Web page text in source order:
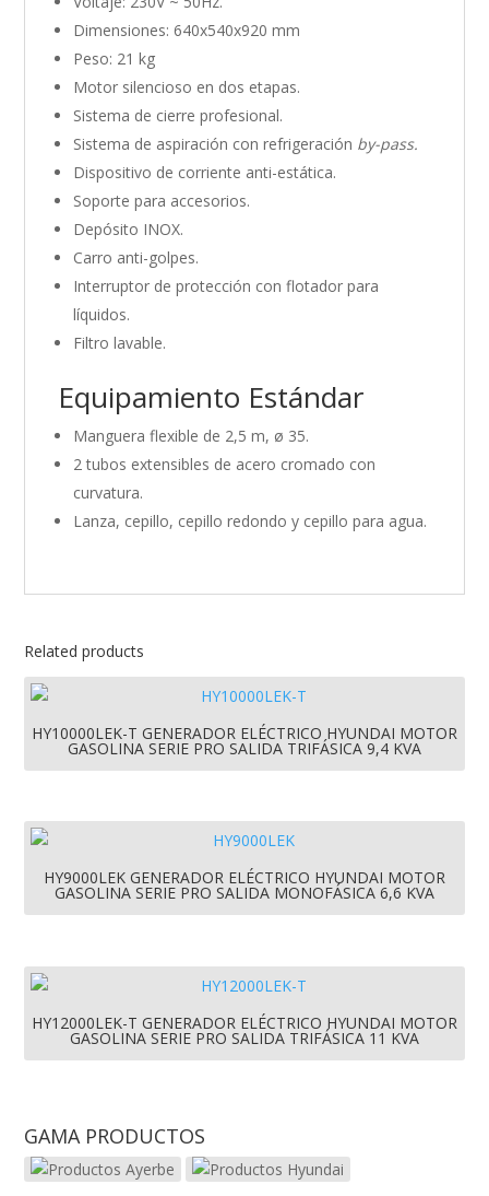
Dimensiones: 640x540x920 mm
Peso: 21 kg
Motor silencioso en dos etapas.
Sistema de cierre profesional.
Sistema de aspiración con refrigeración by-pass.
Dispositivo de corriente anti-estática.
Soporte para accesorios.
Depósito INOX.
Carro anti-golpes.
Interruptor de protección con flotador para
líquidos.
Filtro lavable.
Equipamiento Estándar
Manguera flexible de 2,5 m, ø 35.
2 tubos extensibles de acero cromado con
curvatura.
Lanza, cepillo, cepillo redondo y cepillo para agua.
Related products
HY10000LEK-T GENERADOR ELÉCTRICO HYUNDAI MOTOR
GASOLINA SERIE PRO SALIDA TRIFÁSICA 9,4 KVA
HY9000LEK GENERADOR ELÉCTRICO HYUNDAI MOTOR
GASOLINA SERIE PRO SALIDA MONOFÁSICA 6,6 KVA
HY12000LEK-T GENERADOR ELÉCTRICO HYUNDAI MOTOR
GASOLINA SERIE PRO SALIDA TRIFÁSICA 11 KVA
GAMA PRODUCTOS